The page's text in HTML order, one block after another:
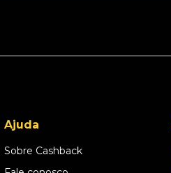
Ajuda
Sobre Cashback